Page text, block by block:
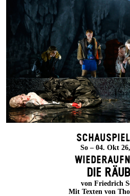
So – 04. Okt
DIE
von Friedrich
Mit Texten von